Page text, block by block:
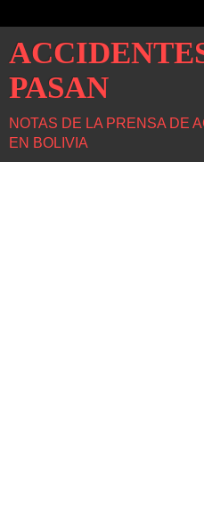
PASAN
NOTAS DE LA PRENSA DE
EN BOLIVIA